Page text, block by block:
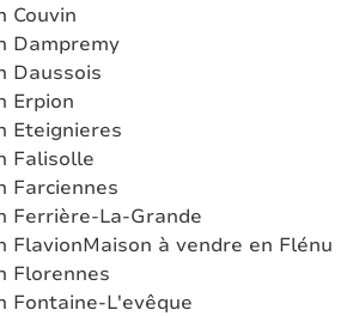
Couvin
Dampremy
Daussois
Erpion
Eteignieres
Falisolle
Farciennes
Ferrière-La-Grande
FlavionMaison à vendre en Flénu
Florennes
Fontaine-L'evêque